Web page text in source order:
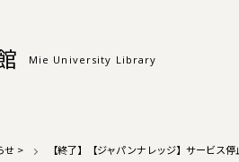
Mie University Library
せ > 【終了】【ジャパンナレッジ】サービス停